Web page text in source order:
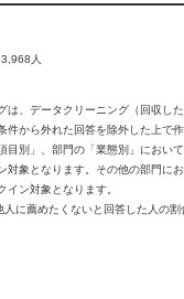
3,968人
、データクリーニング（回収し
から外れた回答を除外した上で作
別」、部門の「業態別」におい
対象となります。その他の部門に
イン対象となります。
に薦めたくないと回答した人の割